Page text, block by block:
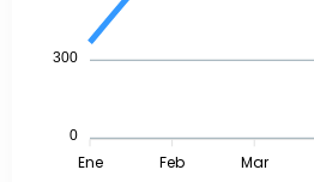
300
0
Ene Feb Mar